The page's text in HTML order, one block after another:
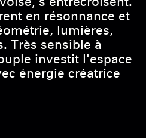
en résonnance et
lumières,
Très sensible à
investit l'espace
énergie créatrice